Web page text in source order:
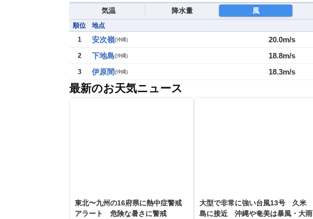
気温 降水量 風
順位 地点
1
安次嶺(沖縄) 20.0m/s
2 下地島(沖縄) 18.8m/s
3 伊原間(沖縄) 18.3m/s
最新のお天気ニュース
東北〜九州の16府県に熱中症警戒
アラート 危険な暑さに警戒
大型で非常に強い台風13号 久米
島に接近 沖縄や奄美は暴風・大雨